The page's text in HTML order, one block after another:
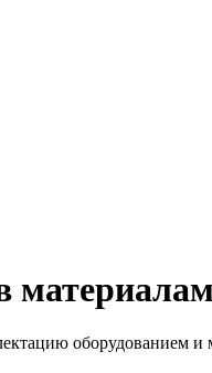
оборудованием и